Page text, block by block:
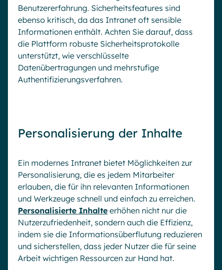
Benutzererfahrung. Sicherheitsfeatures sind
ebenso kritisch, da das Intranet oft sensible
Informationen enthält. Achten Sie darauf, dass
die Plattform robuste Sicherheitsprotokolle
unterstützt, wie verschlüsselte
Datenübertragungen und mehrstufige
Authentifizierungsverfahren.
Personalisierung der Inhalte
Ein modernes Intranet bietet Möglichkeiten zur
Personalisierung, die es jedem Mitarbeiter
erlauben, die für ihn relevanten Informationen
und Werkzeuge schnell und einfach zu erreichen.
Personalisierte Inhalte erhöhen nicht nur die
Nutzerzufriedenheit, sondern auch die Effizienz,
indem sie die Informationsüberflutung reduzieren
und sicherstellen, dass jeder Nutzer die für seine
Arbeit wichtigen Ressourcen zur Hand hat.